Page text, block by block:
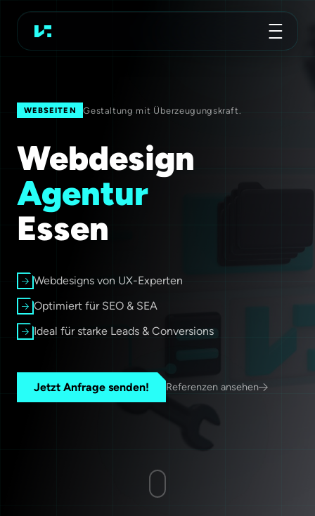
Werbeagentur
WEBSEITEN Gestaltung mit Überzeugungskraft.
Webdesign
Agentur
Essen
Webdesigns von UX-Experten
Optimiert für SEO & SEA
Ideal für starke Leads & Conversions
Jetzt Anfrage senden! Referenzen ansehen